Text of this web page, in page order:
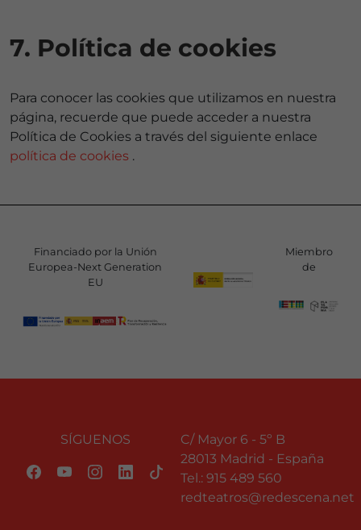
7. Política de cookies
Para conocer las cookies que utilizamos en nuestra
página, recuerde que puede acceder a nuestra
Política de Cookies a través del siguiente enlace
política de cookies .
Financiado por la Unión
Europea-Next Generation
EU
Miembro
de
SÍGUENOS
C/ Mayor 6 - 5º B
28013 Madrid - España
Tel.: 915 489 560
redteatros@redescena.net